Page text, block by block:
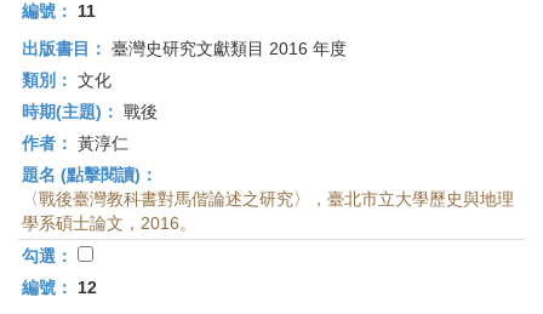
編號：
11
出版書目： 臺灣史研究文獻類目 2016 年度
類別： 文化
時期(主題)： 戰後
作者： 黃淳仁
題名 (點擊閱讀)：
〈戰後臺灣教科書對馬偕論述之研究〉，臺北市立大學歷史與地理
學系碩士論文，2016。
勾選：
編號：
12